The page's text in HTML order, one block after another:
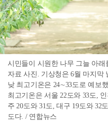
시민들이 시원한 나무 그늘 아
자료 사진. 기상청은 6월 마지막
낮 최고기온은 24∼33도로 예보
최고기온은 서울 22도와 33도,
주 20도와 31도, 대구 19도와 32
도다. / 연합뉴스